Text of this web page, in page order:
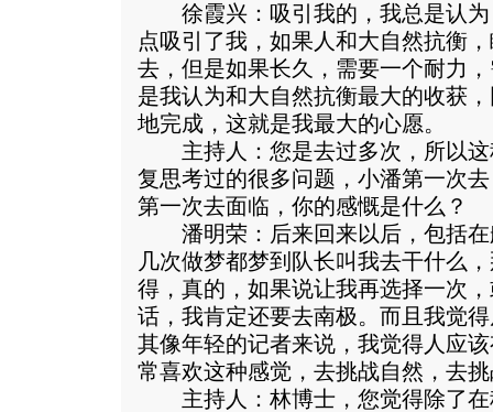
徐霞兴：吸引我的，我总是认为
点吸引了我，如果人和大自然抗衡
去，但是如果长久，需要一个耐力
是我认为和大自然抗衡最大的收获
地完成，这就是我最大的心愿。
主持人：您是去过多次，所以这
复思考过的很多问题，小潘第一次
第一次去面临，你的感慨是什么？
潘明荣：后来回来以后，包括在
几次做梦都梦到队长叫我去干什么
得，真的，如果说让我再选择一次
话，我肯定还要去南极。而且我觉
其像年轻的记者来说，我觉得人应
常喜欢这种感觉，去挑战自然，去
主持人：林博士，您觉得除了在